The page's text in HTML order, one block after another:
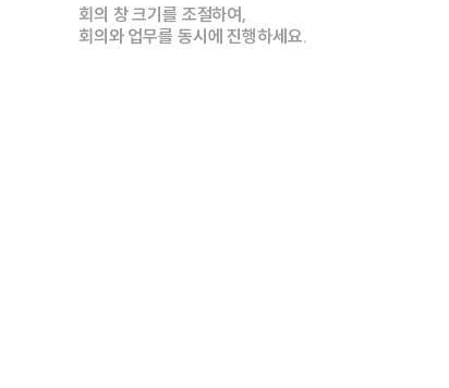
회의 창 크기를 조절하여,
회의와 업무를 동시에 진행하세요.